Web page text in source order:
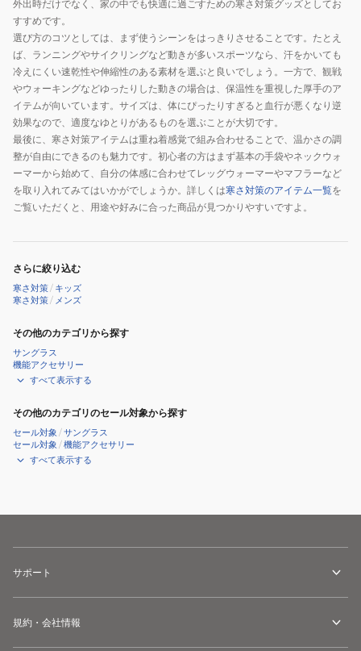
外出時だけでなく、家の中でも快適に過ごすための寒さ対策グッズとしてお
すすめです。
選び方のコツとしては、まず使うシーンをはっきりさせることです。たとえ
ば、ランニングやサイクリングなど動きが多いスポーツなら、汗をかいても
冷えにくい速乾性や伸縮性のある素材を選ぶと良いでしょう。一方で、観戦
やウォーキングなどゆったりした動きの場合は、保温性を重視した厚手のア
イテムが向いています。サイズは、体にぴったりすぎると血行が悪くなり逆
効果なので、適度なゆとりがあるものを選ぶことが大切です。
最後に、寒さ対策アイテムは重ね着感覚で組み合わせることで、温かさの調
整が自由にできるのも魅力です。初心者の方はまず基本の手袋やネックウォ
ーマーから始めて、自分の体感に合わせてレッグウォーマーやマフラーなど
を取り入れてみてはいかがでしょうか。詳しくは寒さ対策のアイテム一覧を
ご覧いただくと、用途や好みに合った商品が見つかりやすいですよ。
さらに絞り込む
寒さ対策/ キッズ
寒さ対策/ メンズ
その他のカテゴリから探す
サングラス
機能アクセサリー
すべて表示する
その他のカテゴリのセール対象から探す
セール対象 /サングラス
セール対象 /機能アクセサリー
すべて表示する
サポート
規約・会社情報